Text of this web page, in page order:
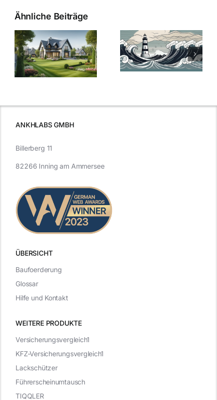
Ähnliche Beiträge
Bauzinsen im
Sturm: Die
aktuelle
Entwicklung
Die Evolution
der
Bauzinsen: Ein
Blick in die
ANKHLABS GMBH
ÜBERSICHT
WEITERE PRODUKTE
Versicherungsvergleich1
KFZ-Versicherungsvergleich1
Lackschützer
Führerscheinumtausch
TIQQLER
Billerberg 11
82266 Inning am Ammersee
Baufoerderung
Glossar
Hilfe und Kontakt